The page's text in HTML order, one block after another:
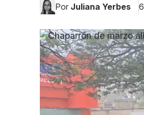
Por Juliana Yerbes